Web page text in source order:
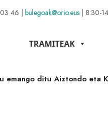
46 | bulegoak@orio.eus | 8:30-
TRAMITEAK
emango ditu Aiztondo eta